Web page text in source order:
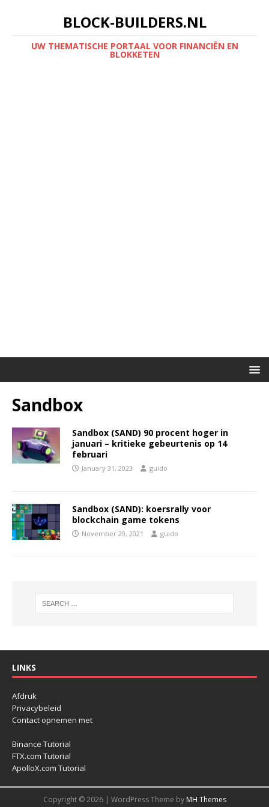
BLOCK-BUILDERS.NL
UW THEMATISCHE PORTAAL VOOR FINANCIËN EN
BLOKKETEN
Sandbox
Sandbox (SAND) 90 procent hoger in
januari – kritieke gebeurtenis op 14
februari
January 31, 2023 guido
Sandbox (SAND): koersrally voor
blockchain game tokens
November 29, 2021 guido
LINKS
Afdruk
Privacybeleid
Contact opnemen met
Binance Tutorial
FTX.com Tutorial
ApolloX.com Tutorial
Copyright © 2026 | WordPress Theme by MH Themes